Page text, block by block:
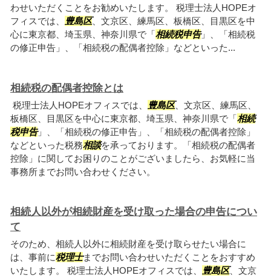
わせいただくことをお勧めいたします。 税理士法人HOPEオ
フィスでは、
豊島区、文京区、練馬区、板橋区、目黒区を中
心に東京都、埼玉県、神奈川県で「相続税申告」、「相続税
の修正申告」、「相続税の配偶者控除」などといった...
相続税の配偶者控除とは
税理士法人HOPEオフィスでは、 豊島区、文京区、練馬区、
板橋区、目黒区を中心に東京都、埼玉県、神奈川県で「相続
税申告」、「相続税の修正申告」、「相続税の配偶者控除」
などといった税務相談を承っております。「相続税の配偶者
控除」に関してお困りのことがございましたら、お気軽に当
事務所までお問い合わせください。
相続人以外が相続財産を受け取った場合の申告につい
て
そのため、相続人以外に相続財産を受け取らせたい場合に
は、事前に税理士までお問い合わせいただくことをおすすめ
いたします。 税理士法人HOPEオフィスでは、
豊島区、文京